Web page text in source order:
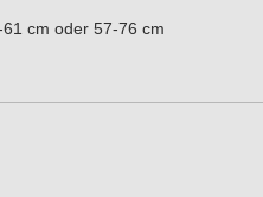
cm oder 57-76 cm